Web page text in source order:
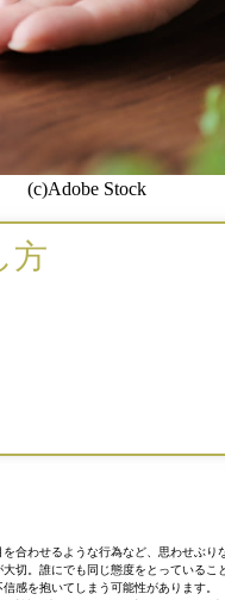
(c)Adobe Stock
方
合わせるような行為など、思わせぶり
切。誰にでも同じ態度をとっている
信感を抱いてしまう可能性があります。